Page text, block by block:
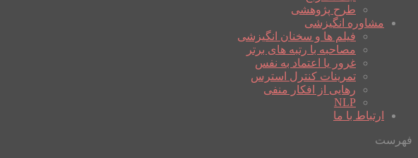
طرح پژوهشی
مشاوره انگیزشی
فیلم ها و سخنان انگیزشی
مصاحبه با رتبه های برتر
غرور یا اعتماد به نفس
تمرینات کنترل استرس
رهایی از افکار منفی
NLP
ارتباط با ما
فهرست